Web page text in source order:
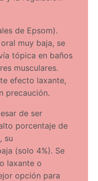
de Epsom).
muy baja, se
tópica en baños
musculares.
efecto laxante,
precaución.
de ser
porcentaje de
su
(solo 4%). Se
laxante o
opción para